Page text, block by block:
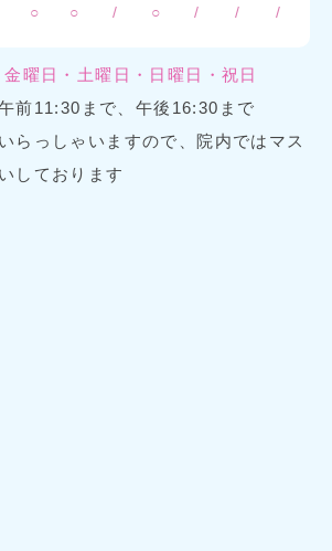
○ ○ / ○ / / /
曜日・土曜日・日曜日・祝日
前11:30まで、午後16:30まで
らっしゃいますので、院内ではマス
しております